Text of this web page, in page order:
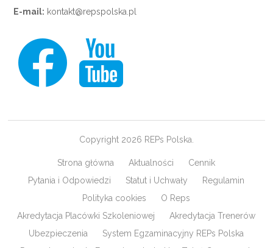
E-mail: kontakt@repspolska.pl
Copyright 2026 REPs Polska.
Strona główna Aktualności
Cennik
Pytania i Odpowiedzi
Statut i Uchwały
Regulamin
Polityka cookies
O Reps
Akredytacja Placówki Szkoleniowej
Akredytacja Trenerów
Ubezpieczenia
System Egzaminacyjny REPs Polska